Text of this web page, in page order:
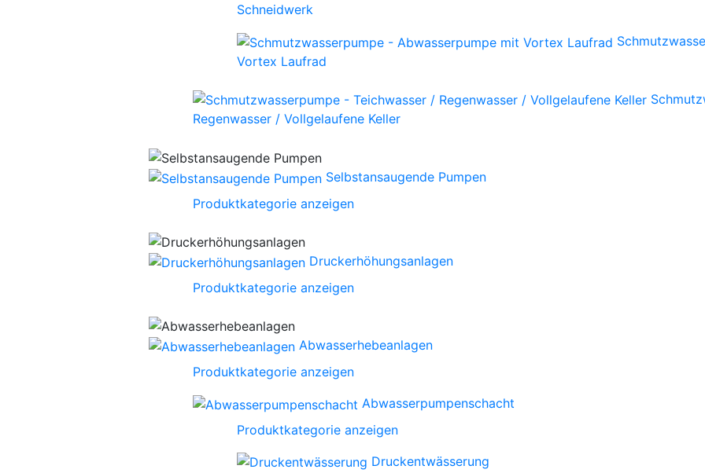
Schneidwerk
Vortex Laufrad
Regenwasser / Vollgelaufene Keller
Selbstansaugende Pumpen
Produktkategorie anzeigen
Druckerhöhungsanlagen
Produktkategorie anzeigen
Abwasserhebeanlagen
Produktkategorie anzeigen
Abwasserpumpenschacht
Produktkategorie anzeigen
Druckentwässerung